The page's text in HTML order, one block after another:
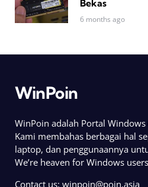
Bekas
6 months ago
WinPoin
WinPoin adalah Portal
Kami membahas berbagai hal
laptop, dan penggunaannya
We’re heaven for Windows
Contact us: winpoin@poin.asia